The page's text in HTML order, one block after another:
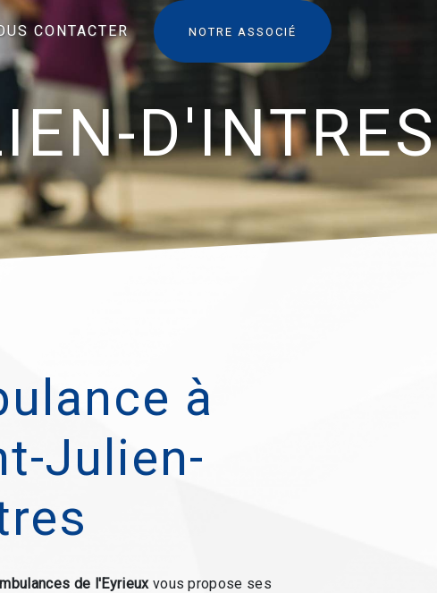
CONTACTER NOTRE ASSOCIÉ
D'INTRES
à
Julien-
de l'Eyrieuxvous propose ses